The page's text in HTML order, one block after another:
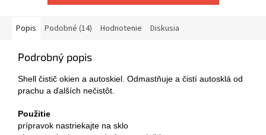
Popis Podobné (14) Hodnotenie Diskusia
Podrobný popis
Shell čistič okien a autoskiel. Odmastňuje a čistí autosklá od
prachu a ďalších nečistôt.
Použitie
prípravok nastriekajte na sklo